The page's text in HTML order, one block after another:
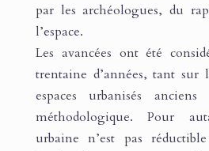
par les archéologues, du
l’espace.
Les avancées ont été
trentaine d’années, tant sur
espaces urbanisés
méthodologique. Pour
urbaine n’est pas